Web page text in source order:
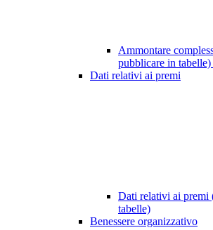
Ammontare
pubblicare in tabelle)
Dati relativi ai premi
Dati relativi ai premi
tabelle)
Benessere organizzativo